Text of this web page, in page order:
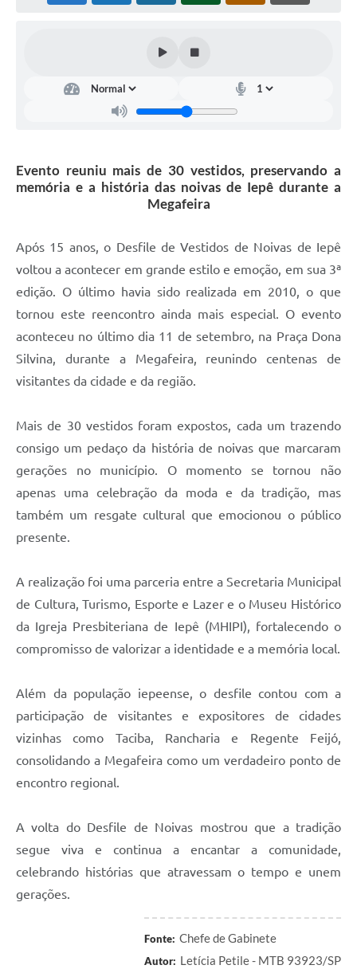
Legislação
Contratos
Secretarias
Links
Telefones Úteis
A Prefeitura
Diário Oficial
Evento reuniu mais de 30 vestidos, preservando a
memória e a história das noivas de Iepê durante a
Megafeira
Após 15 anos, o Desfile de Vestidos de Noivas de Iepê
voltou a acontecer em grande estilo e emoção, em sua 3ª
edição. O último havia sido realizada em 2010, o que
tornou este reencontro ainda mais especial. O evento
aconteceu no último dia 11 de setembro, na Praça Dona
Silvina, durante a Megafeira, reunindo centenas de
visitantes da cidade e da região.
Mais de 30 vestidos foram expostos, cada um trazendo
consigo um pedaço da história de noivas que marcaram
gerações no município. O momento se tornou não
apenas uma celebração da moda e da tradição, mas
também um resgate cultural que emocionou o público
presente.
A realização foi uma parceria entre a Secretaria Municipal
de Cultura, Turismo, Esporte e Lazer e o Museu Histórico
da Igreja Presbiteriana de Iepê (MHIPI), fortalecendo o
compromisso de valorizar a identidade e a memória local.
Além da população iepeense, o desfile contou com a
participação de visitantes e expositores de cidades
vizinhas como Taciba, Rancharia e Regente Feijó,
consolidando a Megafeira como um verdadeiro ponto de
encontro regional.
A volta do Desfile de Noivas mostrou que a tradição
segue viva e continua a encantar a comunidade,
celebrando histórias que atravessam o tempo e unem
gerações.
Fonte: Chefe de Gabinete
Autor: Letícia Petile - MTB 93923/SP